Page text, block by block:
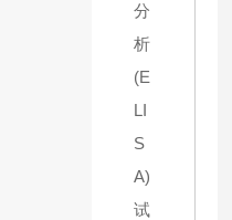
分
析
(E
LI
S
A)
试